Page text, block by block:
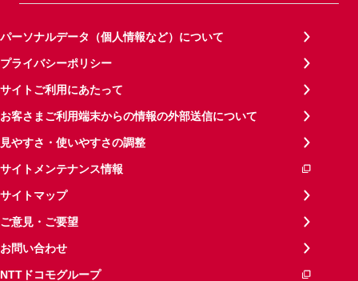
パーソナルデータ（個人情報など）について
プライバシーポリシー
サイトご利用にあたって
お客さまご利用端末からの情報の外部送信について
見やすさ・使いやすさの調整
サイトメンテナンス情報
サイトマップ
ご意見・ご要望
お問い合わせ
NTTドコモグループ